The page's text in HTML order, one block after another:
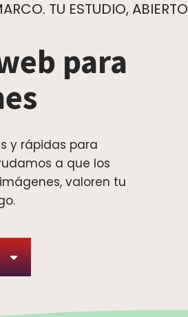
TU ESTUDIO, ABIERTO
para
y rápidas para
a que los
valoren tu